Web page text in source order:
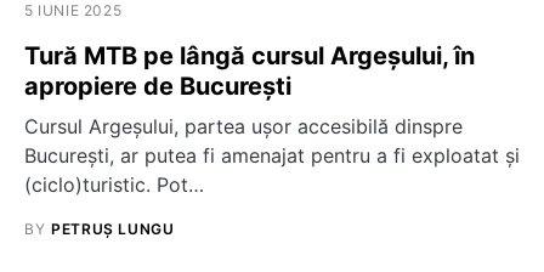
5 IUNIE 2025
Tură MTB pe lângă cursul Argeșului, în
apropiere de București
Cursul Argeșului, partea ușor accesibilă dinspre
București, ar putea fi amenajat pentru a fi exploatat și
(ciclo)turistic. Pot…
BY PETRUȘ LUNGU